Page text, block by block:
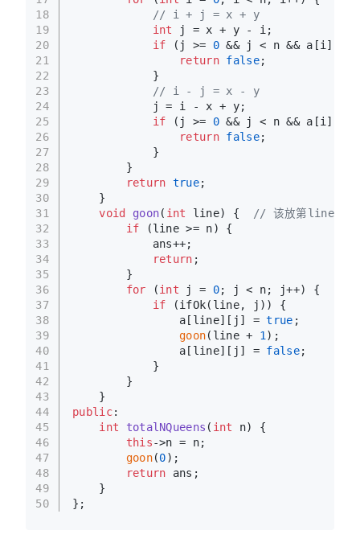
18
19
20
21
22
23
24
25
26
27
28
29
30
31
32
33
34
35
36
37
38
39
40
41
42
43
44
45
46
47
48
49
50
// i + j = x + y
int
j = x + y - i;
if (j >= 0 && j < n &&
return false;
            }
// i - j = x - y
            j = i - x + y;
if (j >= 0 && j < n &&
return false;
            }
        }
return true;
    }
void
goon( int line) { // 该放第line行了
if (line >= n) {
            ans++;
return ;
        }
for (int j = 0; j < n; j++) {
if (ifOk(line, j)) {
                a[line][j] =
true ;
goon(line + 1);
                a[line][j] =
false;
            }
        }
    }
public:
int
totalNQueens ( int n)
{
this->n = n;
goon(0);
return ans;
    }
};